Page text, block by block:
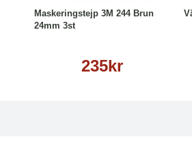
Maskeringstejp 3M 244 Brun
24mm 3st
235kr